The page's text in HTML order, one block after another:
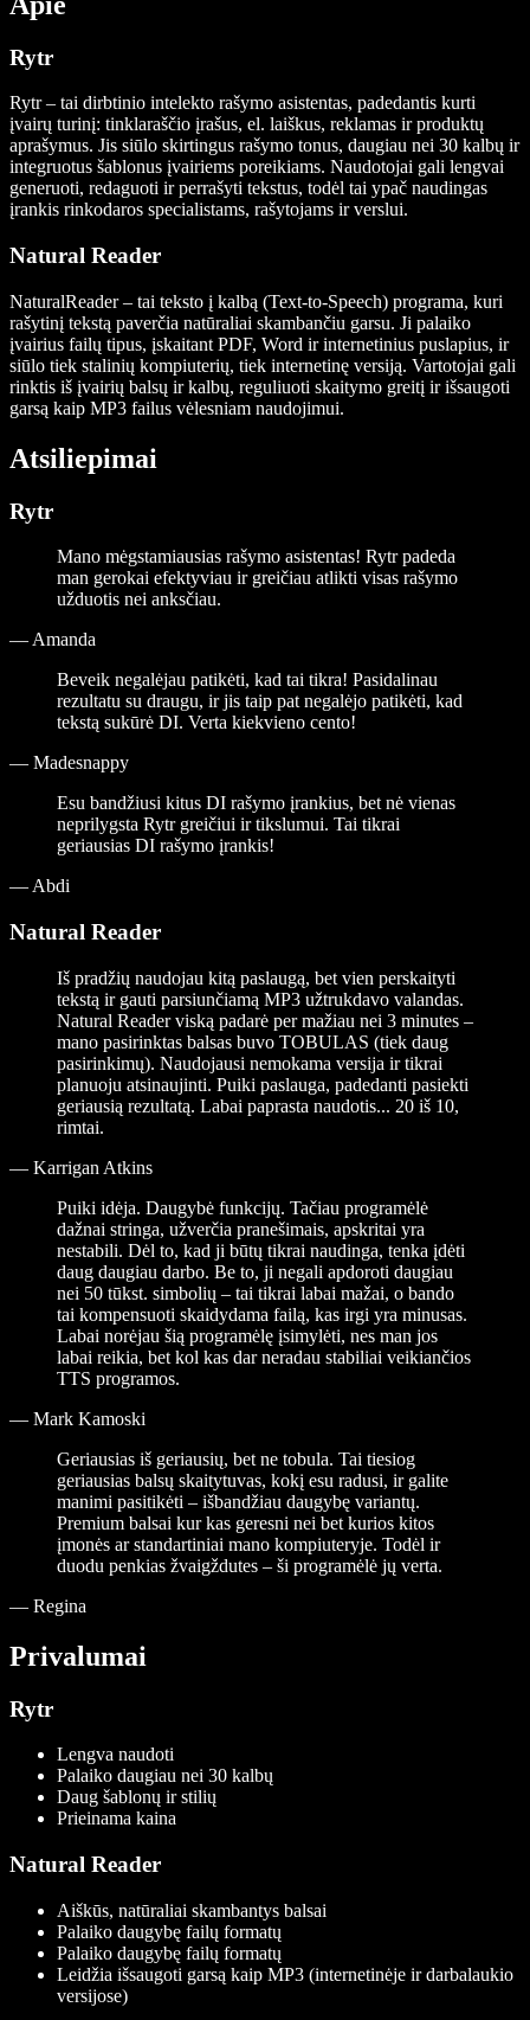
Rytr
Rytr – tai dirbtinio intelekto rašymo asistentas, padedantis kurti
įvairų turinį: tinklaraščio įrašus, el. laiškus, reklamas ir produktų
aprašymus. Jis siūlo skirtingus rašymo tonus, daugiau nei 30 kalbų ir
integruotus šablonus įvairiems poreikiams. Naudotojai gali lengvai
generuoti, redaguoti ir perrašyti tekstus, todėl tai ypač naudingas
įrankis rinkodaros specialistams, rašytojams ir verslui.
Natural Reader
NaturalReader – tai teksto į kalbą (Text-to-Speech) programa, kuri
rašytinį tekstą paverčia natūraliai skambančiu garsu. Ji palaiko
įvairius failų tipus, įskaitant PDF, Word ir internetinius puslapius, ir
siūlo tiek stalinių kompiuterių, tiek internetinę versiją. Vartotojai gali
rinktis iš įvairių balsų ir kalbų, reguliuoti skaitymo greitį ir išsaugoti
garsą kaip MP3 failus vėlesniam naudojimui.
Atsiliepimai
Rytr
Mano mėgstamiausias rašymo asistentas! Rytr padeda
man gerokai efektyviau ir greičiau atlikti visas rašymo
užduotis nei anksčiau.
— Amanda
Beveik negalėjau patikėti, kad tai tikra! Pasidalinau
rezultatu su draugu, ir jis taip pat negalėjo patikėti, kad
tekstą sukūrė DI. Verta kiekvieno cento!
— Madesnappy
Esu bandžiusi kitus DI rašymo įrankius, bet nė vienas
neprilygsta Rytr greičiui ir tikslumui. Tai tikrai
geriausias DI rašymo įrankis!
— Abdi
Natural Reader
Iš pradžių naudojau kitą paslaugą, bet vien perskaityti
tekstą ir gauti parsiunčiamą MP3 užtrukdavo valandas.
Natural Reader viską padarė per mažiau nei 3 minutes –
mano pasirinktas balsas buvo TOBULAS (tiek daug
pasirinkimų). Naudojausi nemokama versija ir tikrai
planuoju atsinaujinti. Puiki paslauga, padedanti pasiekti
geriausią rezultatą. Labai paprasta naudotis... 20 iš 10,
rimtai.
— Karrigan Atkins
Puiki idėja. Daugybė funkcijų. Tačiau programėlė
dažnai stringa, užverčia pranešimais, apskritai yra
nestabili. Dėl to, kad ji būtų tikrai naudinga, tenka įdėti
daug daugiau darbo. Be to, ji negali apdoroti daugiau
nei 50 tūkst. simbolių – tai tikrai labai mažai, o bando
tai kompensuoti skaidydama failą, kas irgi yra minusas.
Labai norėjau šią programėlę įsimylėti, nes man jos
labai reikia, bet kol kas dar neradau stabiliai veikiančios
TTS programos.
— Mark Kamoski
Geriausias iš geriausių, bet ne tobula. Tai tiesiog
geriausias balsų skaitytuvas, kokį esu radusi, ir galite
manimi pasitikėti – išbandžiau daugybę variantų.
Premium balsai kur kas geresni nei bet kurios kitos
įmonės ar standartiniai mano kompiuteryje. Todėl ir
duodu penkias žvaigždutes – ši programėlė jų verta.
— Regina
Privalumai
Rytr
Lengva naudoti
Palaiko daugiau nei 30 kalbų
Daug šablonų ir stilių
Prieinama kaina
Natural Reader
Aiškūs, natūraliai skambantys balsai
Palaiko daugybę failų formatų
Palaiko daugybę failų formatų
Leidžia išsaugoti garsą kaip MP3 (internetinėje ir darbalaukio
versijose)